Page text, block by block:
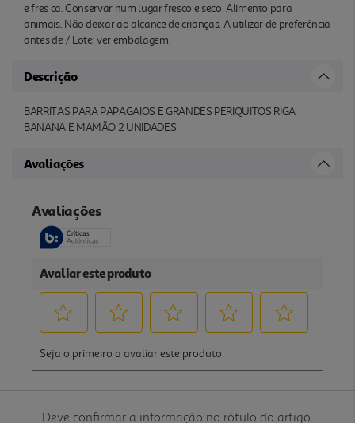
e fres ca. Conservar num lugar fresco e seco. Alimento para
animais. Não deixar ao alcance de crianças. A utilizar de preferência
antes de / Lote: ver embalagem.
Descrição
BARRITAS PARA PAPAGAIOS E GRANDES PERIQUITOS RIGA
BANANA E MAMÃO 2 UNIDADES
Avaliações
Deve confirmar a informação no rótulo do artigo.